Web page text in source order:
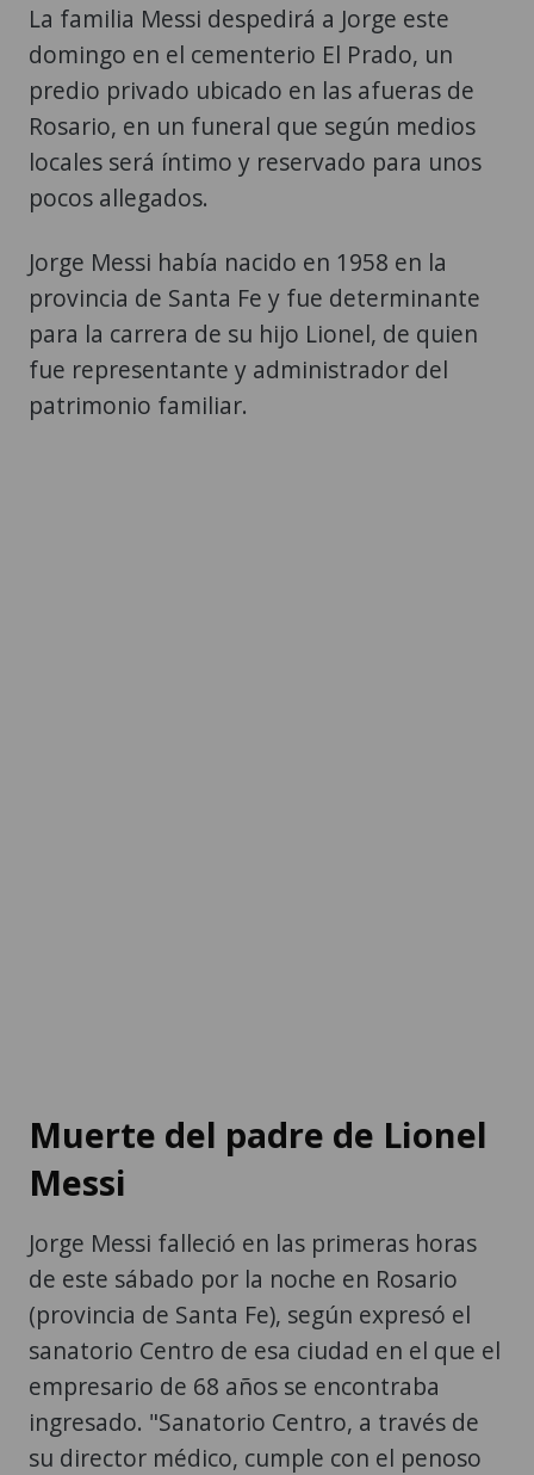
La familia Messi despedirá a Jorge este
domingo en el cementerio El Prado, un
predio privado ubicado en las afueras de
Rosario, en un funeral que según medios
locales será íntimo y reservado para unos
pocos allegados.
Jorge Messi había nacido en 1958 en la
provincia de Santa Fe y fue determinante
para la carrera de su hijo Lionel, de quien
fue representante y administrador del
patrimonio familiar.
Muerte del padre de Lionel
Messi
Jorge Messi falleció en las primeras horas
de este sábado por la noche en Rosario
(provincia de Santa Fe), según expresó el
sanatorio Centro de esa ciudad en el que el
empresario de 68 años se encontraba
ingresado. "Sanatorio Centro, a través de
su director médico, cumple con el penoso